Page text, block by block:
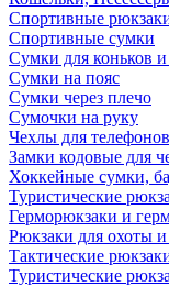
Спортивные
Спортивные сумки
Сумки для коньков
Сумки на пояс
Сумки через плечо
Сумочки на руку
Чехлы для телефонов
Замки кодовые для
Хоккейные сумки,
Туристические
Герморюкзаки и
Рюкзаки для охоты
Тактические
Туристические